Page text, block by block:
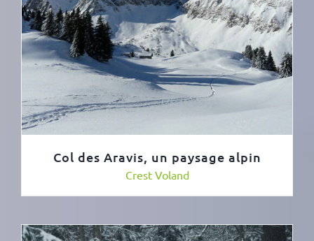
Col des Aravis, un paysage alpin
Crest Voland